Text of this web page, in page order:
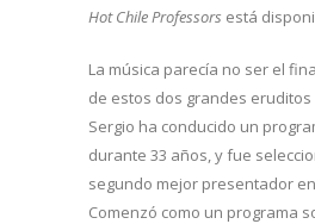
Hot Chile Professors está
La música parecía no ser el
de estos dos grandes
Sergio ha conducido un
durante 33 años, y fue
segundo mejor presentador en
Comenzó como un programa